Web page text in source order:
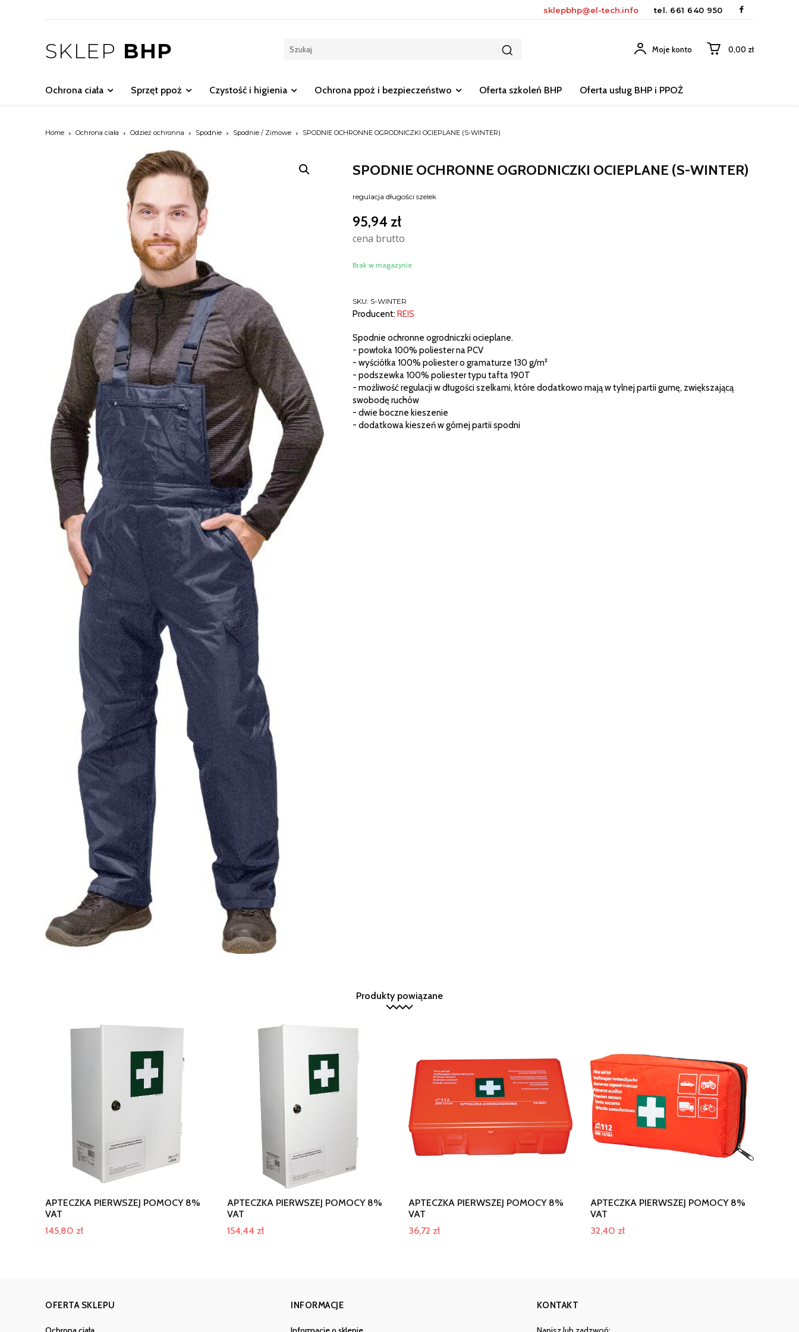
sklepbhp@el-tech.info tel. 661 640 950
SKLEP BHP Moje konto 0,00 zł
Ochrona ciała Sprzęt ppoż Czystość i higienia Ochrona ppoż i bezpieczeństwo Oferta szkoleń BHP Oferta usług BHP i PPOŻ
Home Ochrona ciała Odzież ochronna Spodnie Spodnie / Zimowe SPODNIE OCHRONNE OGRODNICZKI OCIEPLANE (S-WINTER)
SPODNIE OCHRONNE OGRODNICZKI OCIEPLANE (S-WINTER)
regulacja długości szelek
95,94 zł
cena brutto
Brak w magazynie
SKU: S-WINTER
Producent:REIS
Spodnie ochronne ogrodniczki ocieplane.
- powłoka 100% poliester na PCV
- wyściółka 100% poliester o gramaturze 130 g/m²
- podszewka 100% poliester typu tafta 190T
- możliwość regulacji w długości szelkami, które dodatkowo mają w tylnej partii gumę, zwiększającą
swobodę ruchów
- dwie boczne kieszenie
- dodatkowa kieszeń w górnej partii spodni
Produkty powiązane
APTECZKA PIERWSZEJ POMOCY 8%
VAT
145,80 zł
APTECZKA PIERWSZEJ POMOCY 8%
VAT
154,44 zł
APTECZKA PIERWSZEJ POMOCY 8%
VAT
36,72 zł
APTECZKA PIERWSZEJ POMOCY 8%
VAT
32,40 zł
OFERTA SKLEPU INFORMACJE KONTAKT